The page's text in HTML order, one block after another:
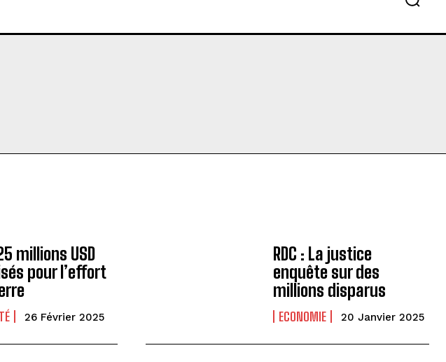
millions USD
pour l’effort
26 Février 2025
RDC : La justice
enquête sur des
millions disparus
ECONOMIE 20 Janvier 2025